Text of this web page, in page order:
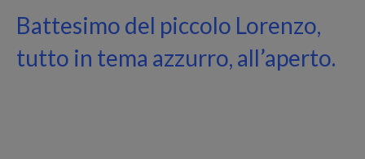
Battesimo del piccolo Lorenzo,
tutto in tema azzurro, all’aperto.